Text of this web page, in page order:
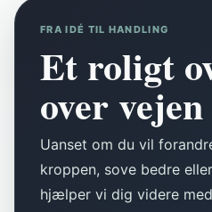
FRA IDÉ TIL HANDLING
Et roligt
over
Uanset om du vil
kroppen, sove bedre
hjælper vi dig videre